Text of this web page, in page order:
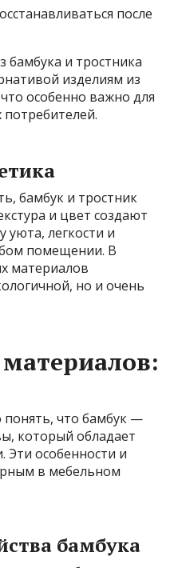
после
бамбука и тростника
изделиям из
особенно важно для
потребителей.
бамбук и тростник
и цвет создают
легкости и
помещении. В
материалов
но и очень
что бамбук —
который обладает
Эти особенности и
в мебельном
бамбука